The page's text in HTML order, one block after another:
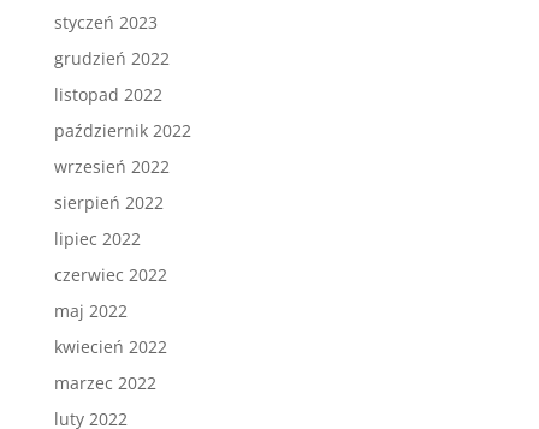
styczeń 2023
grudzień 2022
listopad 2022
październik 2022
wrzesień 2022
sierpień 2022
lipiec 2022
czerwiec 2022
maj 2022
kwiecień 2022
marzec 2022
luty 2022